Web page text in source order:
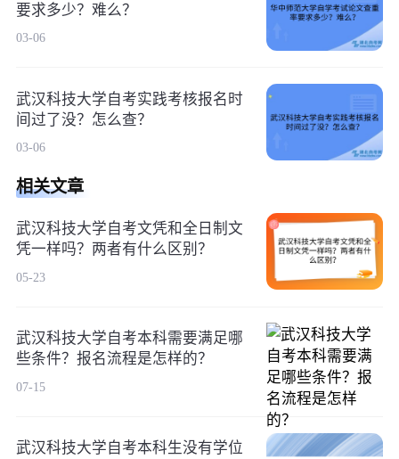
要求多少？难么？
03-06
武汉科技大学自考实践考核报名时
间过了没？怎么查？
03-06
相关文章
武汉科技大学自考文凭和全日制文
凭一样吗？两者有什么区别？
05-23
武汉科技大学自考本科需要满足哪
些条件？报名流程是怎样的？
07-15
武汉科技大学自考本科生没有学位